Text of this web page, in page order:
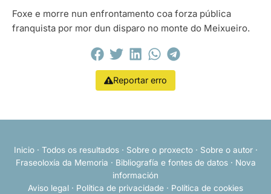
Foxe e morre nun enfrontamento coa forza pública
franquista por mor dun disparo no monte do Meixueiro.
Reportar erro
Inicio· Todos os resultados· Sobre o proxecto· Sobre o autor·
Fraseoloxía da Memoria · Bibliografía e fontes de datos· Nova
información
Aviso legal · Política de privacidade · Política de cookies